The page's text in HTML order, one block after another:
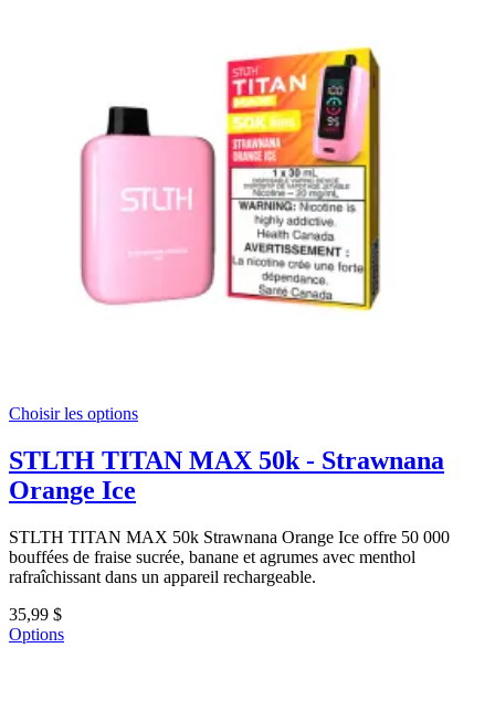
Choisir les options
STLTH TITAN MAX 50k - Strawnana
Orange Ice
STLTH TITAN MAX 50k Strawnana Orange Ice offre 50 000
bouffées de fraise sucrée, banane et agrumes avec menthol
rafraîchissant dans un appareil rechargeable.
35,99 $
Options